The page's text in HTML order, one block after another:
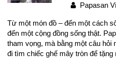
Papasan
Từ một món đồ – đến một cách
đến một cộng đồng sống thật.
tham vọng, mà bằng một câu hỏi
đi tìm chiếc ghế mây tròn để